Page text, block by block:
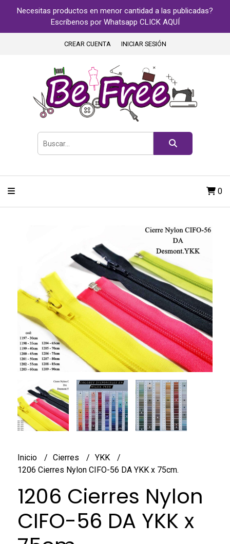
Necesitas productos en menor cantidad a las publicadas?
Escríbenos por Whatsapp CLICK AQUÍ
CREAR CUENTA INICIAR SESIÓN
0
Inicio Cierres
YKK
1206 Cierres Nylon CIFO-56 DA YKK x 75cm.
1206 Cierres Nylon
CIFO-56 DA YKK x